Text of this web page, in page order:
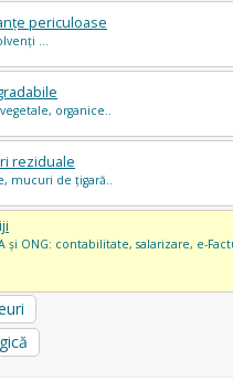
periculoase
...
organice..
reziduale
mucuri de țigară..
și ONG: contabilitate, salarizare, e-